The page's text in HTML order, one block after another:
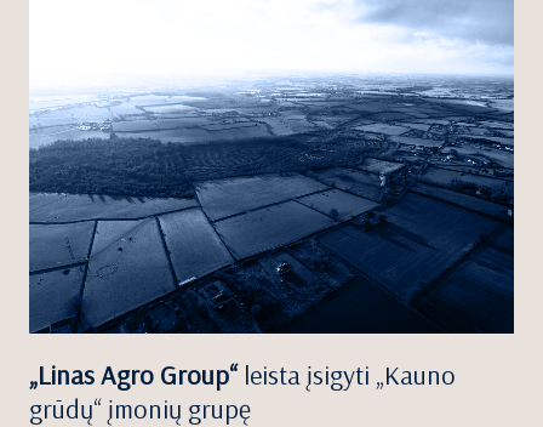
„Linas Agro Group“ leista įsigyti „Kauno
grūdų“ įmonių grupę